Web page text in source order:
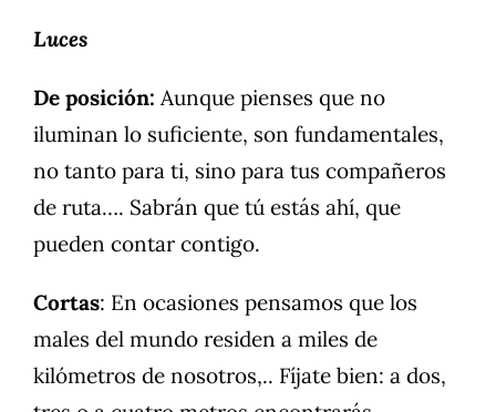
Luces
De posición: Aunque pienses que no
iluminan lo suficiente, son fundamentales,
no tanto para ti, sino para tus compañeros
de ruta…. Sabrán que tú estás ahí, que
pueden contar contigo.
Cortas: En ocasiones pensamos que los
males del mundo residen a miles de
kilómetros de nosotros,.. Fíjate bien: a dos,